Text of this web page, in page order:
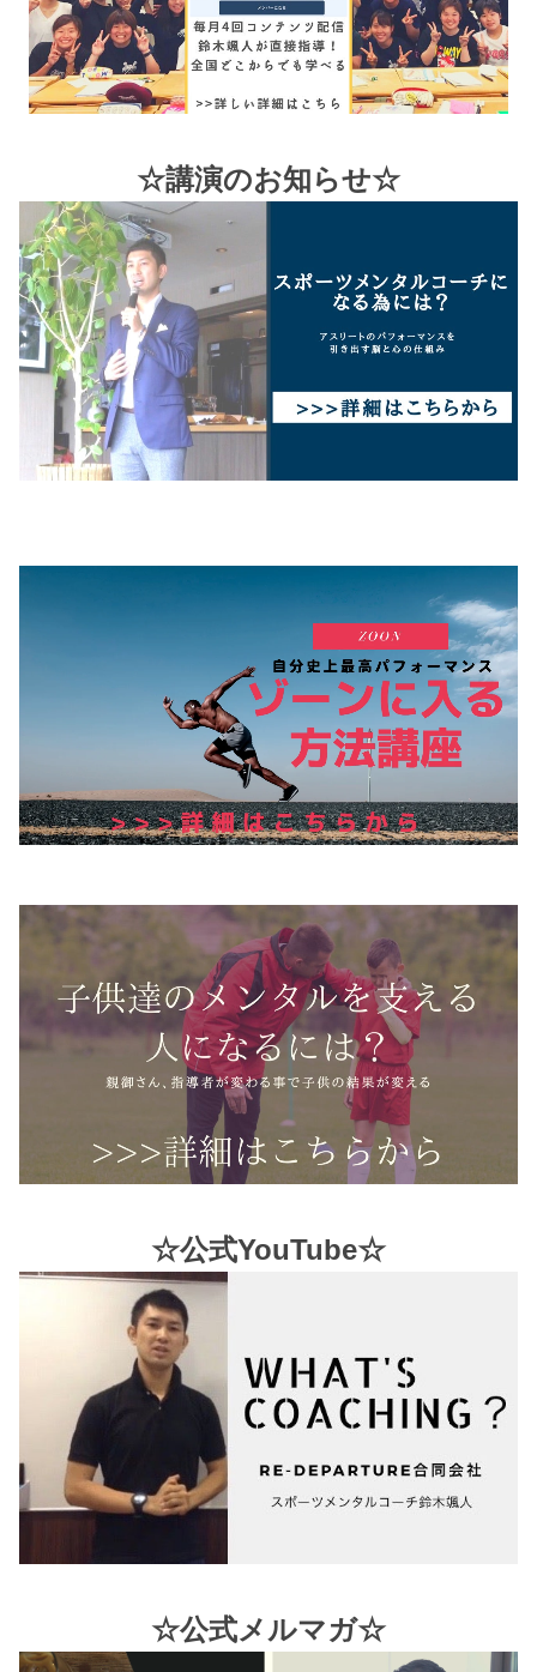
☆講演のお知らせ☆
☆公式YouTube☆
☆公式メルマガ☆